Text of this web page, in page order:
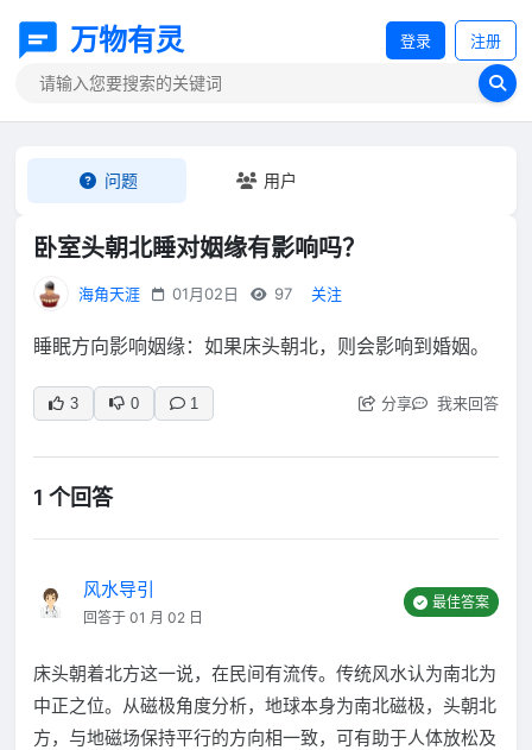
万物有灵 登录 注册
问题 用户
卧室头朝北睡对姻缘有影响吗？
海角天涯 01月02日 97 关注
睡眠方向影响姻缘：如果床头朝北，则会影响到婚姻。
3 0 1 分享 我来回答
1 个回答
风水导引
回答于 01 月 02 日
最佳答案
床头朝着北方这一说，在民间有流传。传统风水认为南北为
中正之位。从磁极角度分析，地球本身为南北磁极，头朝北
方，与地磁场保持平行的方向相一致，可有助于人体放松及